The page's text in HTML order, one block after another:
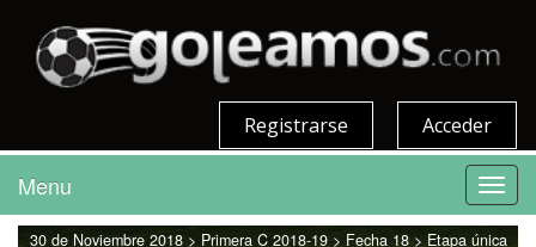
Acceder
Registrarse
Menu
30 de Noviembre 2018 > Primera C 2018-19 > Fecha 18 > Etapa única